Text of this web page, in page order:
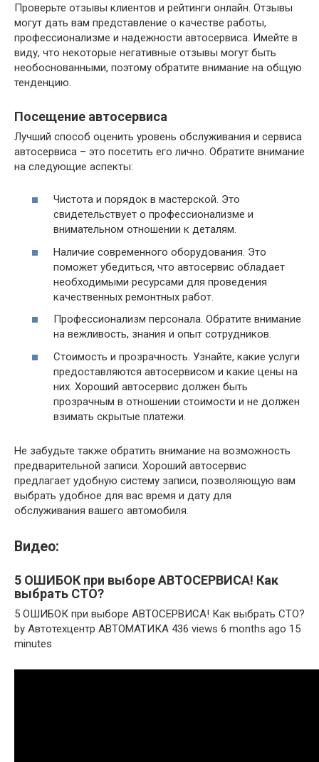
Проверьте отзывы клиентов и рейтинги онлайн. Отзывы
могут дать вам представление о качестве работы,
профессионализме и надежности автосервиса. Имейте в
виду, что некоторые негативные отзывы могут быть
необоснованными, поэтому обратите внимание на общую
тенденцию.
Посещение автосервиса
Лучший способ оценить уровень обслуживания и сервиса
автосервиса – это посетить его лично. Обратите внимание
на следующие аспекты:
Чистота и порядок в мастерской. Это
свидетельствует о профессионализме и
внимательном отношении к деталям.
Наличие современного оборудования. Это
поможет убедиться, что автосервис обладает
необходимыми ресурсами для проведения
качественных ремонтных работ.
Профессионализм персонала. Обратите внимание
на вежливость, знания и опыт сотрудников.
Стоимость и прозрачность. Узнайте, какие услуги
предоставляются автосервисом и какие цены на
них. Хороший автосервис должен быть
прозрачным в отношении стоимости и не должен
взимать скрытые платежи.
Не забудьте также обратить внимание на возможность
предварительной записи. Хороший автосервис
предлагает удобную систему записи, позволяющую вам
выбрать удобное для вас время и дату для
обслуживания вашего автомобиля.
Видео:
5 ОШИБОК при выборе АВТОСЕРВИСА! Как
выбрать СТО?
5 ОШИБОК при выборе АВТОСЕРВИСА! Как выбрать СТО?
by Автотехцентр АВТОМАТИКА 436 views 6 months ago 15
minutes